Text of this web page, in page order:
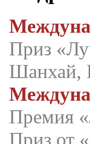
Приз
Шанхай,
Премия
Приз от